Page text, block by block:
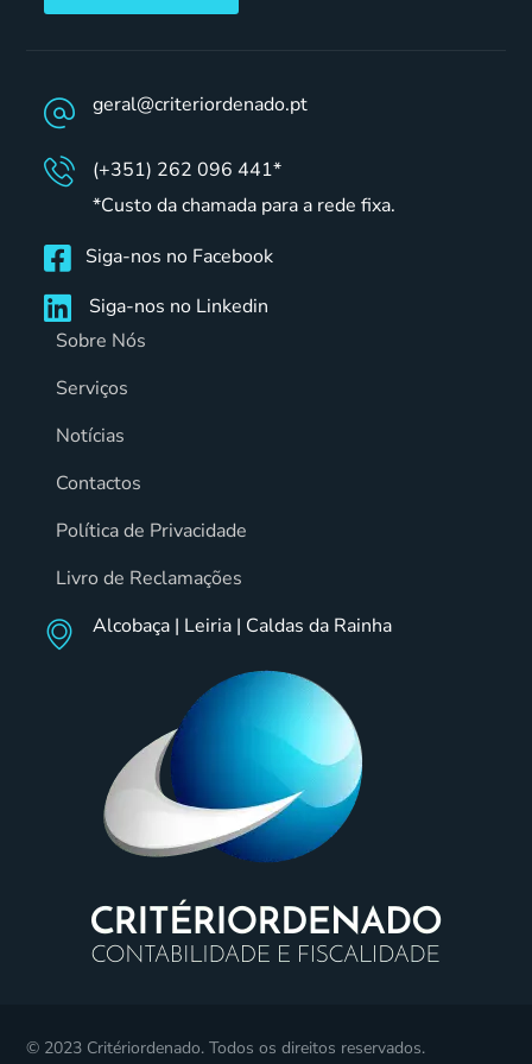
geral@criteriordenado.pt
(+351) 262 096 441*
*Custo da chamada para a rede fixa.
Siga-nos no Facebook
Siga-nos no Linkedin
Sobre Nós
Serviços
Notícias
Contactos
Política de Privacidade
Livro de Reclamações
Alcobaça | Leiria | Caldas da Rainha
© 2023 Critériordenado. Todos os direitos reservados.